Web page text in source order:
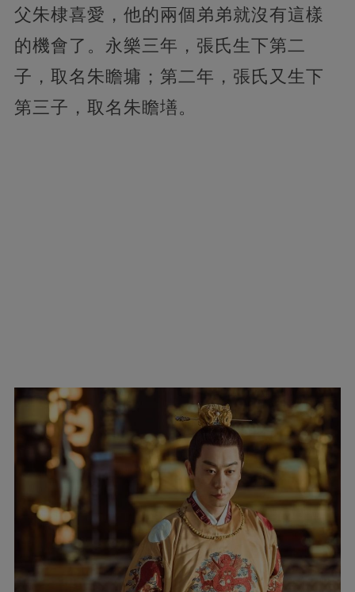
父朱棣喜愛，他的兩個弟弟就沒有這樣
的機會了。永樂三年，張氏生下第二
子，取名朱瞻墉；第二年，張氏又生下
第三子，取名朱瞻墡。